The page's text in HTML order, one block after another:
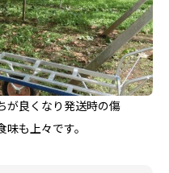
が良くなり発送時の傷
も上々です。